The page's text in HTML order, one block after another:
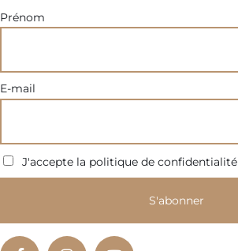
Prénom
E-mail
J'accepte la politique de confidentialité